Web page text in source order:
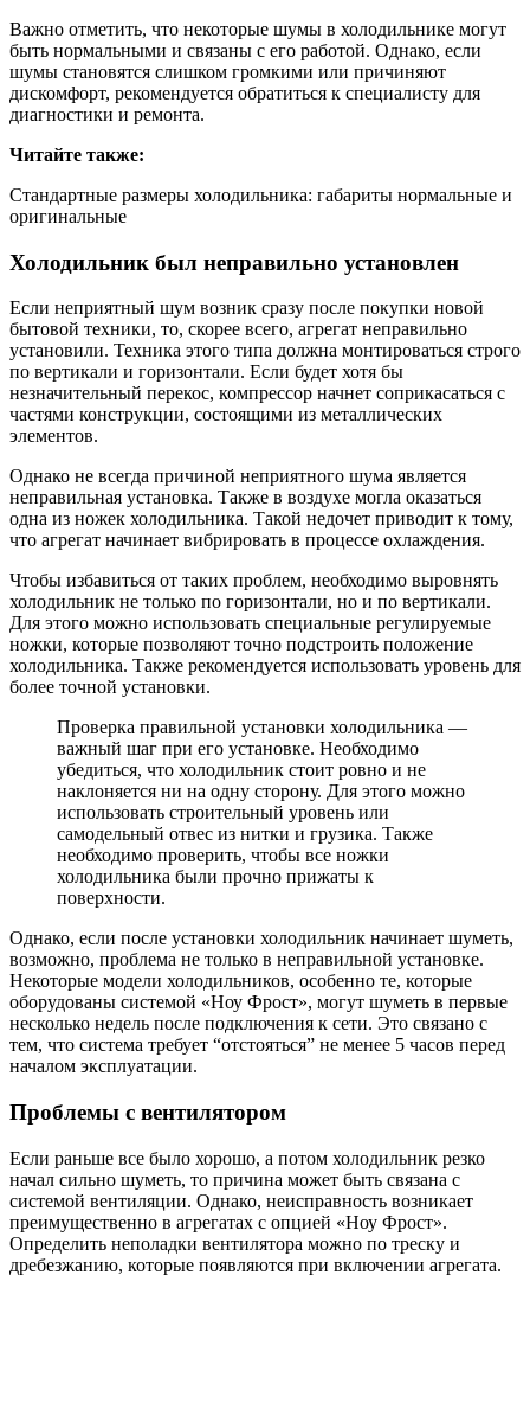
Важно отметить, что некоторые шумы в холодильнике могут
быть нормальными и связаны с его работой. Однако, если
шумы становятся слишком громкими или причиняют
дискомфорт, рекомендуется обратиться к специалисту для
диагностики и ремонта.
Читайте также:
Стандартные размеры холодильника: габариты нормальные и
оригинальные
Холодильник был неправильно установлен
Если неприятный шум возник сразу после покупки новой
бытовой техники, то, скорее всего, агрегат неправильно
установили. Техника этого типа должна монтироваться строго
по вертикали и горизонтали. Если будет хотя бы
незначительный перекос, компрессор начнет соприкасаться с
частями конструкции, состоящими из металлических
элементов.
Однако не всегда причиной неприятного шума является
неправильная установка. Также в воздухе могла оказаться
одна из ножек холодильника. Такой недочет приводит к тому,
что агрегат начинает вибрировать в процессе охлаждения.
Чтобы избавиться от таких проблем, необходимо выровнять
холодильник не только по горизонтали, но и по вертикали.
Для этого можно использовать специальные регулируемые
ножки, которые позволяют точно подстроить положение
холодильника. Также рекомендуется использовать уровень для
более точной установки.
Проверка правильной установки холодильника —
важный шаг при его установке. Необходимо
убедиться, что холодильник стоит ровно и не
наклоняется ни на одну сторону. Для этого можно
использовать строительный уровень или
самодельный отвес из нитки и грузика. Также
необходимо проверить, чтобы все ножки
холодильника были прочно прижаты к
поверхности.
Однако, если после установки холодильник начинает шуметь,
возможно, проблема не только в неправильной установке.
Некоторые модели холодильников, особенно те, которые
оборудованы системой «Ноу Фрост», могут шуметь в первые
несколько недель после подключения к сети. Это связано с
тем, что система требует “отстояться” не менее 5 часов перед
началом эксплуатации.
Проблемы с вентилятором
Если раньше все было хорошо, а потом холодильник резко
начал сильно шуметь, то причина может быть связана с
системой вентиляции. Однако, неисправность возникает
преимущественно в агрегатах с опцией «Ноу Фрост».
Определить неполадки вентилятора можно по треску и
дребезжанию, которые появляются при включении агрегата.